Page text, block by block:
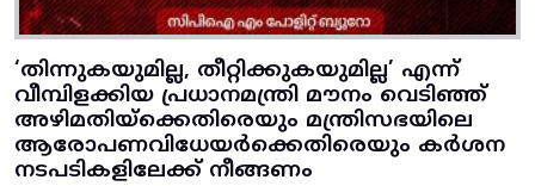
‘തിന്നുകയുമില്ല, തീറ്റിക്കുകയുമില്ല’ എന്ന്‌
വീമ്പിളക്കിയ പ്രധാനമന്ത്രി മ‍ൗനം വെടിഞ്ഞ്‌
അഴിമതിയ്‌ക്കെതിരെയും മന്ത്രിസഭയിലെ
ആരോപണവിധേയർക്കെതിരെയും കർശന
നടപടികളിലേക്ക്‌ നീങ്ങണം